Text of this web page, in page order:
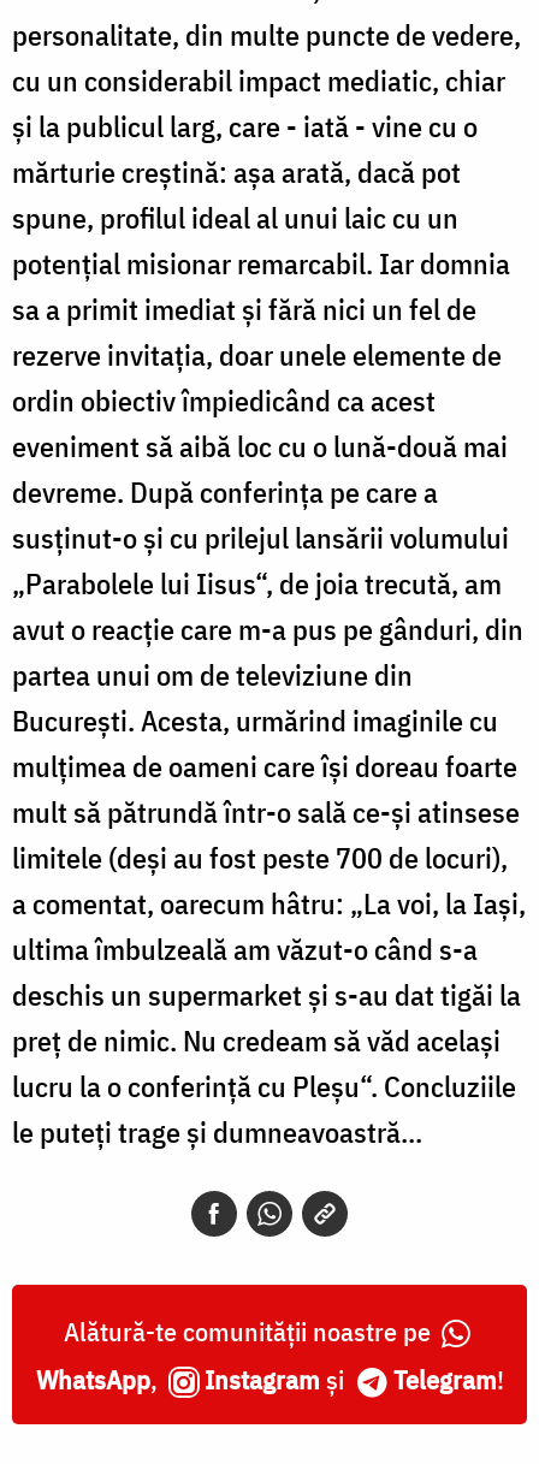
personalitate, din multe puncte de vedere,
cu un considerabil impact mediatic, chiar
şi la publicul larg, care - iată - vine cu o
mărturie creştină: aşa arată, dacă pot
spune, profilul ideal al unui laic cu un
potenţial misionar remarcabil. Iar domnia
sa a primit imediat şi fără nici un fel de
rezerve invitaţia, doar unele elemente de
ordin obiectiv împiedicând ca acest
eveniment să aibă loc cu o lună-două mai
devreme. După conferinţa pe care a
susţinut-o şi cu prilejul lansării volumului
„Parabolele lui Iisus“, de joia trecută, am
avut o reacţie care m-a pus pe gânduri, din
partea unui om de televiziune din
Bucureşti. Acesta, urmărind imaginile cu
mulţimea de oameni care îşi doreau foarte
mult să pătrundă într-o sală ce-şi atinsese
limitele (deşi au fost peste 700 de locuri),
a comentat, oarecum hâtru: „La voi, la Iaşi,
ultima îmbulzeală am văzut-o când s-a
deschis un supermarket şi s-au dat tigăi la
preţ de nimic. Nu credeam să văd acelaşi
lucru la o conferinţă cu Pleşu“. Concluziile
le puteţi trage şi dumneavoastră...
Alătură-te comunității noastre pe
WhatsApp, Instagram și Telegram!